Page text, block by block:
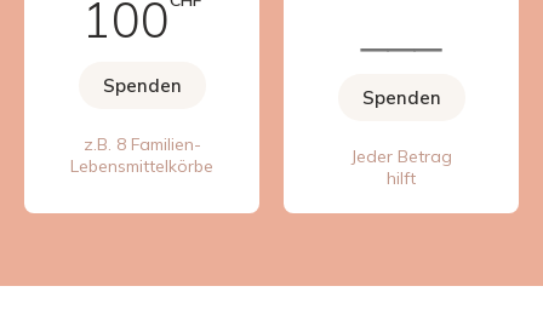
100
Spenden
z.B. 8 Familien-
Lebensmittelkörbe
Spenden
Jeder Betrag
hilft